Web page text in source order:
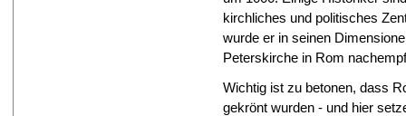
kirchliches und politisches
wurde er in seinen
Peterskirche in Rom
Wichtig ist zu betonen, dass
gekrönt wurden - und hier